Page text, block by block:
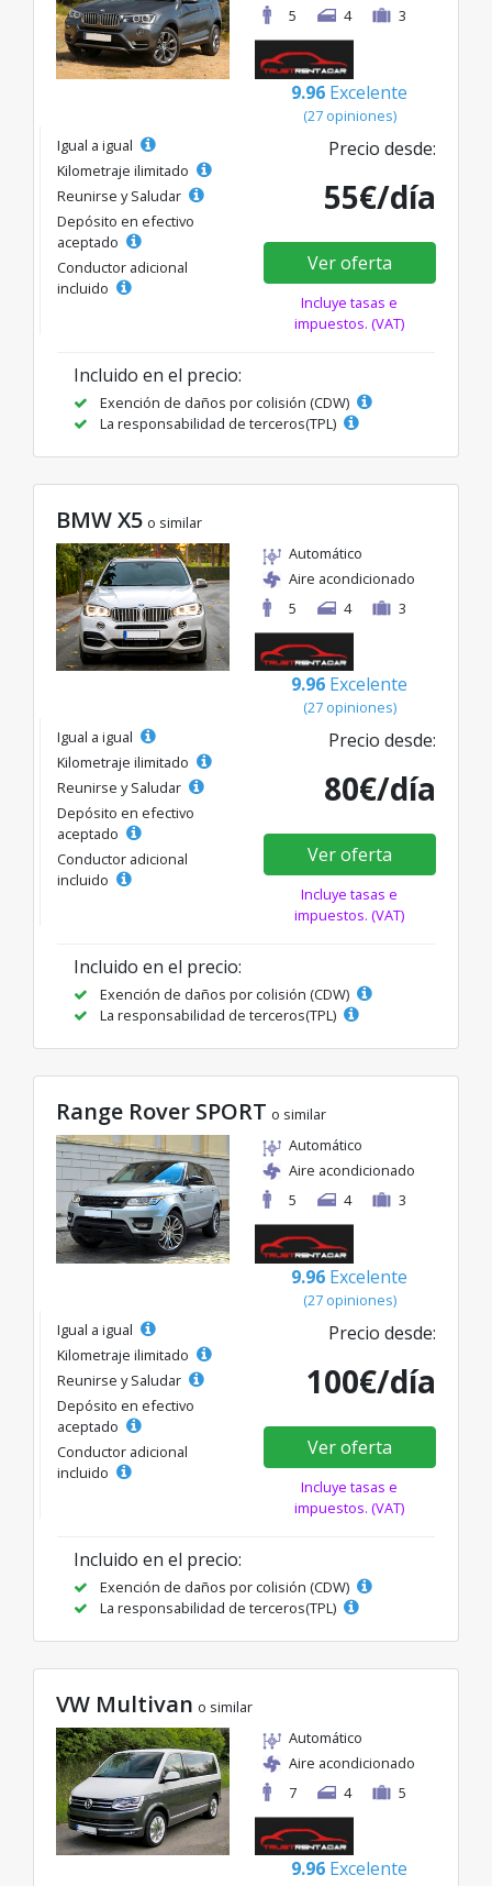
5
4 3
9.96 Excelente
(27 opiniones)
Igual a igual
Kilometraje ilimitado
Reunirse y Saludar
Depósito en efectivo
aceptado
Conductor adicional
incluido
Precio desde:
55€/día
Ver oferta
Incluye tasas e
impuestos. (VAT)
Incluido en el precio:
Exención de daños por colisión (CDW)
La responsabilidad de terceros(TPL)
BMW X5 o similar
Automático
Aire acondicionado
5
4 3
9.96 Excelente
(27 opiniones)
Igual a igual
Kilometraje ilimitado
Reunirse y Saludar
Depósito en efectivo
aceptado
Conductor adicional
incluido
Precio desde:
80€/día
Ver oferta
Incluye tasas e
impuestos. (VAT)
Incluido en el precio:
Exención de daños por colisión (CDW)
La responsabilidad de terceros(TPL)
Range Rover SPORT o similar
Automático
Aire acondicionado
5
4 3
9.96 Excelente
(27 opiniones)
Igual a igual
Kilometraje ilimitado
Reunirse y Saludar
Depósito en efectivo
aceptado
Conductor adicional
incluido
Precio desde:
100€/día
Ver oferta
Incluye tasas e
impuestos. (VAT)
Incluido en el precio:
Exención de daños por colisión (CDW)
La responsabilidad de terceros(TPL)
VW Multivan o similar
Automático
Aire acondicionado
7
4 5
9.96 Excelente